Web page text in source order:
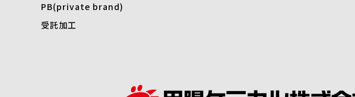
PB(private brand)
受託加工